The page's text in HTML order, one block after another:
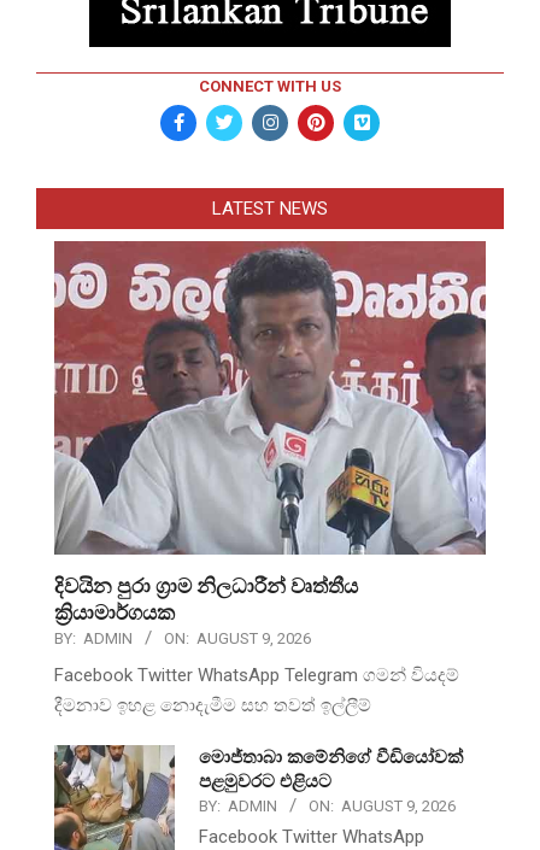
CONNECT WITH US
LATEST NEWS
දිවයින පුරා ග්‍රාම නිලධාරීන් වෘත්තීය
ක්‍රියාමාර්ගයක
BY: ADMIN ON: AUGUST 9, 2026
Facebook Twitter WhatsApp Telegram ගමන් වියදම්
දීමනාව ඉහළ නොදැමීම සහ තවත් ඉල්ලීම්
මොජ්තාබා කමේනිගේ වීඩියෝවක්
පළමුවරට එළියට
BY: ADMIN ON: AUGUST 9, 2026
Facebook Twitter WhatsApp